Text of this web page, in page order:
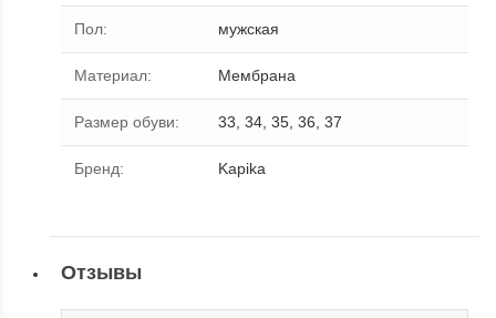
Пол: мужская
Материал: Мембрана
Размер обуви: 33, 34, 35, 36, 37
Бренд: Kapika
Отзывы